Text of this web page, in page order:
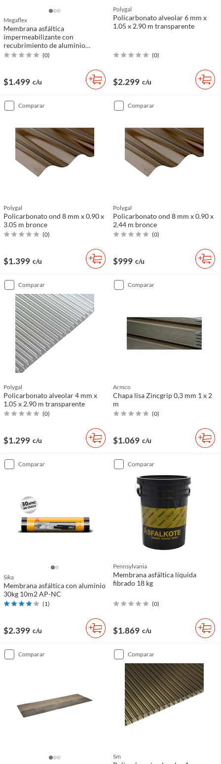
Megaflex
Membrana asfáltica
impermeabilizante con
recubrimiento de aluminio
Urumix
(0)
$1.499 c/u
Polygal
Policarbonato alveolar 6 mm x
1.05 x 2.90 m transparente
(0)
$2.299 c/u
comparar
Polygal
Policarbonato ond 8 mm x 0.90 x
3.05 m bronce
(0)
$1.399 c/u
comparar
Polygal
Policarbonato ond 8 mm x 0.90 x
2.44 m bronce
(0)
$999 c/u
comparar
Polygal
Policarbonato alveolar 4 mm x
1.05 x 2.90 m transparente
(0)
$1.299 c/u
comparar
Armco
Chapa lisa Zincgrip 0,3 mm 1 x 2
m
(0)
$1.069 c/u
comparar
Sika
Membrana asfáltica con aluminio
30kg 10m2 AP-NC
(1)
$2.399 c/u
comparar
Pennsylvania
Membrana asfáltica líquida
fibrado 18 kg
(0)
$1.869 c/u
comparar comparar
Sm